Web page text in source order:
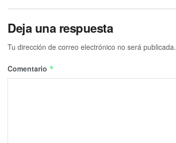
Deja una respuesta
Tu dirección de correo electrónico no será publicada.
Comentario *